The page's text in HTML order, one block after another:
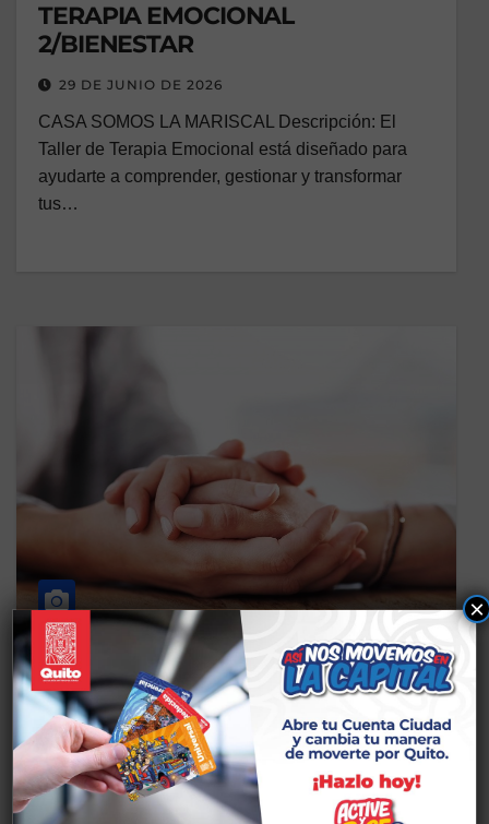
TERAPIA EMOCIONAL
2/BIENESTAR
29 DE JUNIO DE 2026
CASA SOMOS LA MARISCAL Descripción: El
Taller de Terapia Emocional está diseñado para
ayudarte a comprender, gestionar y transformar
tus…
CS BIENESTAR TALLERES LA MARISCAL
TERAPIA EMOCIONAL
1/BIENESTAR
29 DE JUNIO DE 2026
×